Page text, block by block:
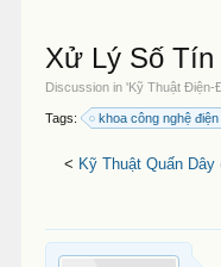
Xử Lý Số Tín
Discussion in 'Kỹ Thuật Điện-
Tags: khoa công nghệ
< Kỹ Thuật Quấn